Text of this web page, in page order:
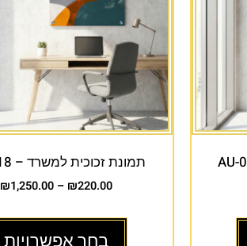
תמונת זכוכית למשרד – AU-018
₪220.00
–
₪1,250.00